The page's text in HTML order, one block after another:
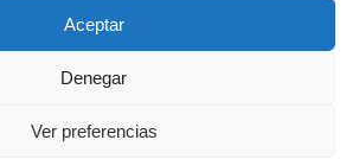
Aceptar
Denegar
Ver preferencias
de cookies
El Justicia de Aragón|
Sephor Consulting